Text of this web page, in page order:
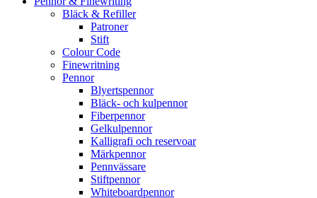
Bläck & Refiller
Patroner
Stift
Colour Code
Finewritning
Pennor
Blyertspennor
Bläck- och kulpennor
Fiberpennor
Gelkulpennor
Kalligrafi och reservoar
Märkpennor
Pennvässare
Stiftpennor
Whiteboardpennor